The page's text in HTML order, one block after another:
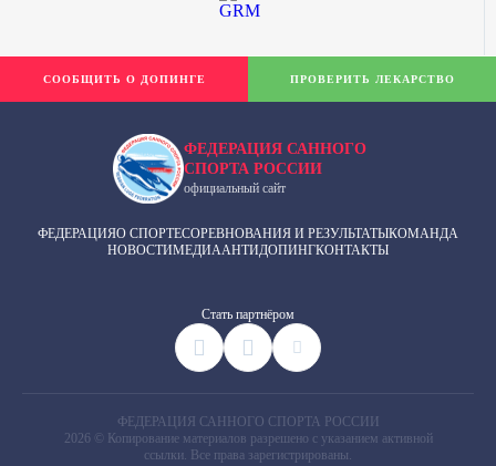
ФЕДЕРАЦИЯ САННОГО
СПОРТА РОССИИ
официальный сайт
ФЕДЕРАЦИЯО СПОРТЕСОРЕВНОВАНИЯ И РЕЗУЛЬТАТЫКОМАНДА
НОВОСТИМЕДИААНТИДОПИНГКОНТАКТЫ
Cтать партнёром
СООБЩИТЬ О ДОПИНГЕ ПРОВЕРИТЬ ЛЕКАРСТВО
ФЕДЕРАЦИЯ САННОГО СПОРТА РОССИИ
2026 © Копирование материалов разрешено с указанием активной
ссылки. Все права зарегистрированы.